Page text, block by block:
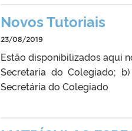
Novos Tutoriais
23/08/2019
Estão disponibilizados aqui
Secretaria do Colegiado;
Secretária do Colegiado